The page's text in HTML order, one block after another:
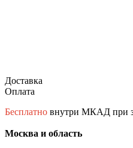
Доставка
Оплата
Бесплатно внутри МКАД при
Москва и область